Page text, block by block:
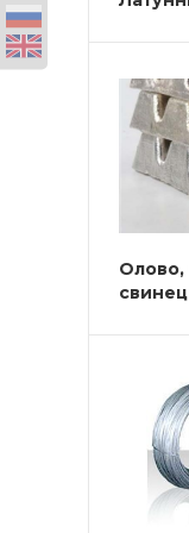
Олово,
свинец